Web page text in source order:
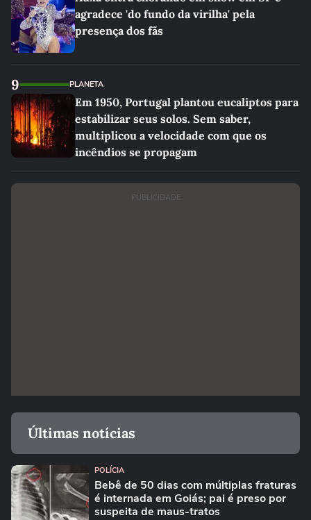
agradece 'do fundo da virilha' pela
presença dos fãs
9 PLANETA
Em 1950, Portugal plantou eucaliptos para
estabilizar seus solos. Sem saber,
multiplicou a velocidade com que os
incêndios se propagam
PUBLICIDADE
Últimas notícias
POLÍCIA
Bebê de 50 dias com múltiplas fraturas
é internada em Goiás; pai é preso por
suspeita de maus-tratos